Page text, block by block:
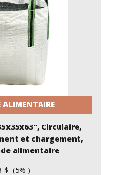
ALIMENTAIRE
Circulaire,
et chargement,
alimentaire
$ (5% )